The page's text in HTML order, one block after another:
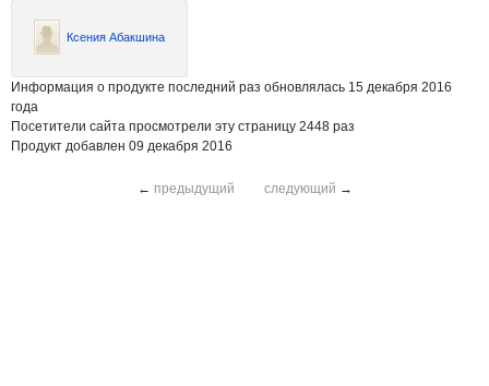
Ксения Абакшина
Информация о продукте последний раз обновлялась 15 декабря 2016
года
Посетители сайта просмотрели эту страницу 2448 раз
Продукт добавлен 09 декабря 2016
← предыдущий следующий →